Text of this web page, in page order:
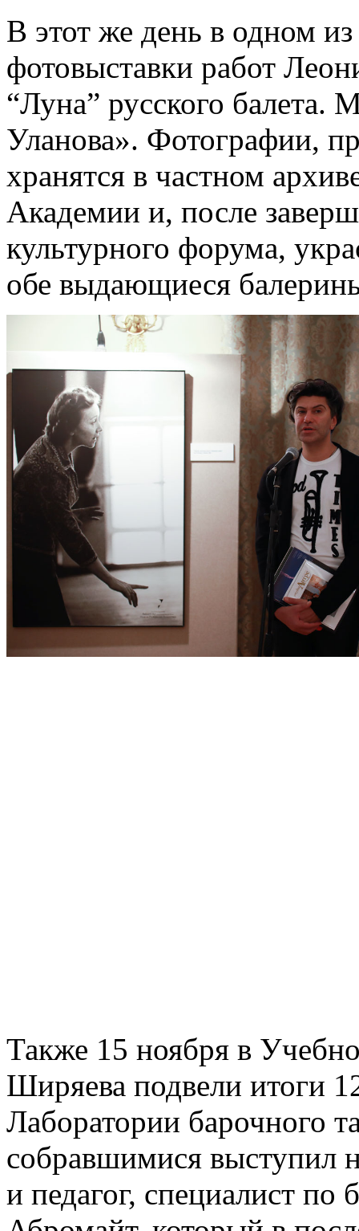
В этот же день в одном
фотовыставки работ
“Луна” русского балета.
Уланова». Фотографии,
хранятся в частном
Академии и, после
культурного форума,
обе выдающиеся
Также 15 ноября в
Ширяева подвели итоги
Лаборатории барочного
собравшимися выступил
и педагог, специалист по